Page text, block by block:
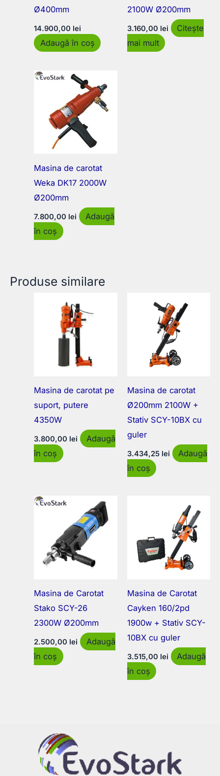
Ø400mm
14.900,00 lei
Adaugă în coș
2100W Ø200mm
3.160,00 lei
Citește
mai mult
Masina de carotat
Weka DK17 2000W
Ø200mm
7.800,00 lei
Adaugă
în coș
Produse similare
Masina de carotat pe
suport, putere
4350W
3.800,00 lei
Adaugă
în coș
Masina de carotat
Ø200mm 2100W +
Stativ SCY-10BX cu
guler
3.434,25 lei
Adaugă
în coș
Masina de Carotat
Stako SCY-26
2300W Ø200mm
2.500,00 lei
Adaugă
în coș
Masina de Carotat
Cayken 160/2pd
1900w + Stativ SCY-
10BX cu guler
3.515,00 lei
Adaugă
în coș